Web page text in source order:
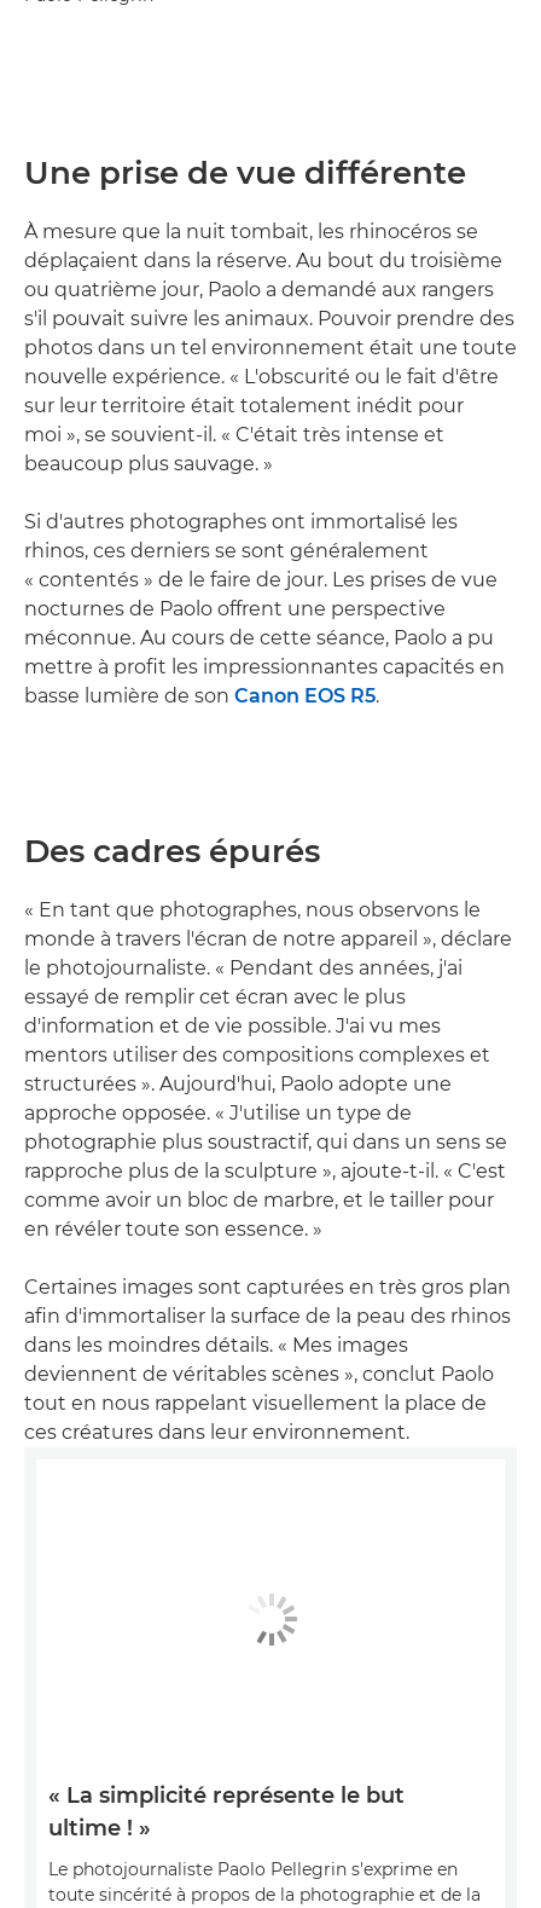
Une prise de vue différente
À mesure que la nuit tombait, les rhinocéros se
déplaçaient dans la réserve. Au bout du troisième
ou quatrième jour, Paolo a demandé aux rangers
s'il pouvait suivre les animaux. Pouvoir prendre des
photos dans un tel environnement était une toute
nouvelle expérience. « L'obscurité ou le fait d'être
sur leur territoire était totalement inédit pour
moi », se souvient-il. « C'était très intense et
beaucoup plus sauvage. »
Si d'autres photographes ont immortalisé les
rhinos, ces derniers se sont généralement
« contentés » de le faire de jour. Les prises de vue
nocturnes de Paolo offrent une perspective
méconnue. Au cours de cette séance, Paolo a pu
mettre à profit les impressionnantes capacités en
basse lumière de son Canon EOS R5.
Des cadres épurés
« En tant que photographes, nous observons le
monde à travers l'écran de notre appareil », déclare
le photojournaliste. « Pendant des années, j'ai
essayé de remplir cet écran avec le plus
d'information et de vie possible. J'ai vu mes
mentors utiliser des compositions complexes et
structurées ». Aujourd'hui, Paolo adopte une
approche opposée. « J'utilise un type de
photographie plus soustractif, qui dans un sens se
rapproche plus de la sculpture », ajoute-t-il. « C'est
comme avoir un bloc de marbre, et le tailler pour
en révéler toute son essence. »
Certaines images sont capturées en très gros plan
afin d'immortaliser la surface de la peau des rhinos
dans les moindres détails. « Mes images
deviennent de véritables scènes », conclut Paolo
tout en nous rappelant visuellement la place de
ces créatures dans leur environnement.
« La simplicité représente le but
ultime ! »
Le photojournaliste Paolo Pellegrin s'exprime en
toute sincérité à propos de la photographie et de la